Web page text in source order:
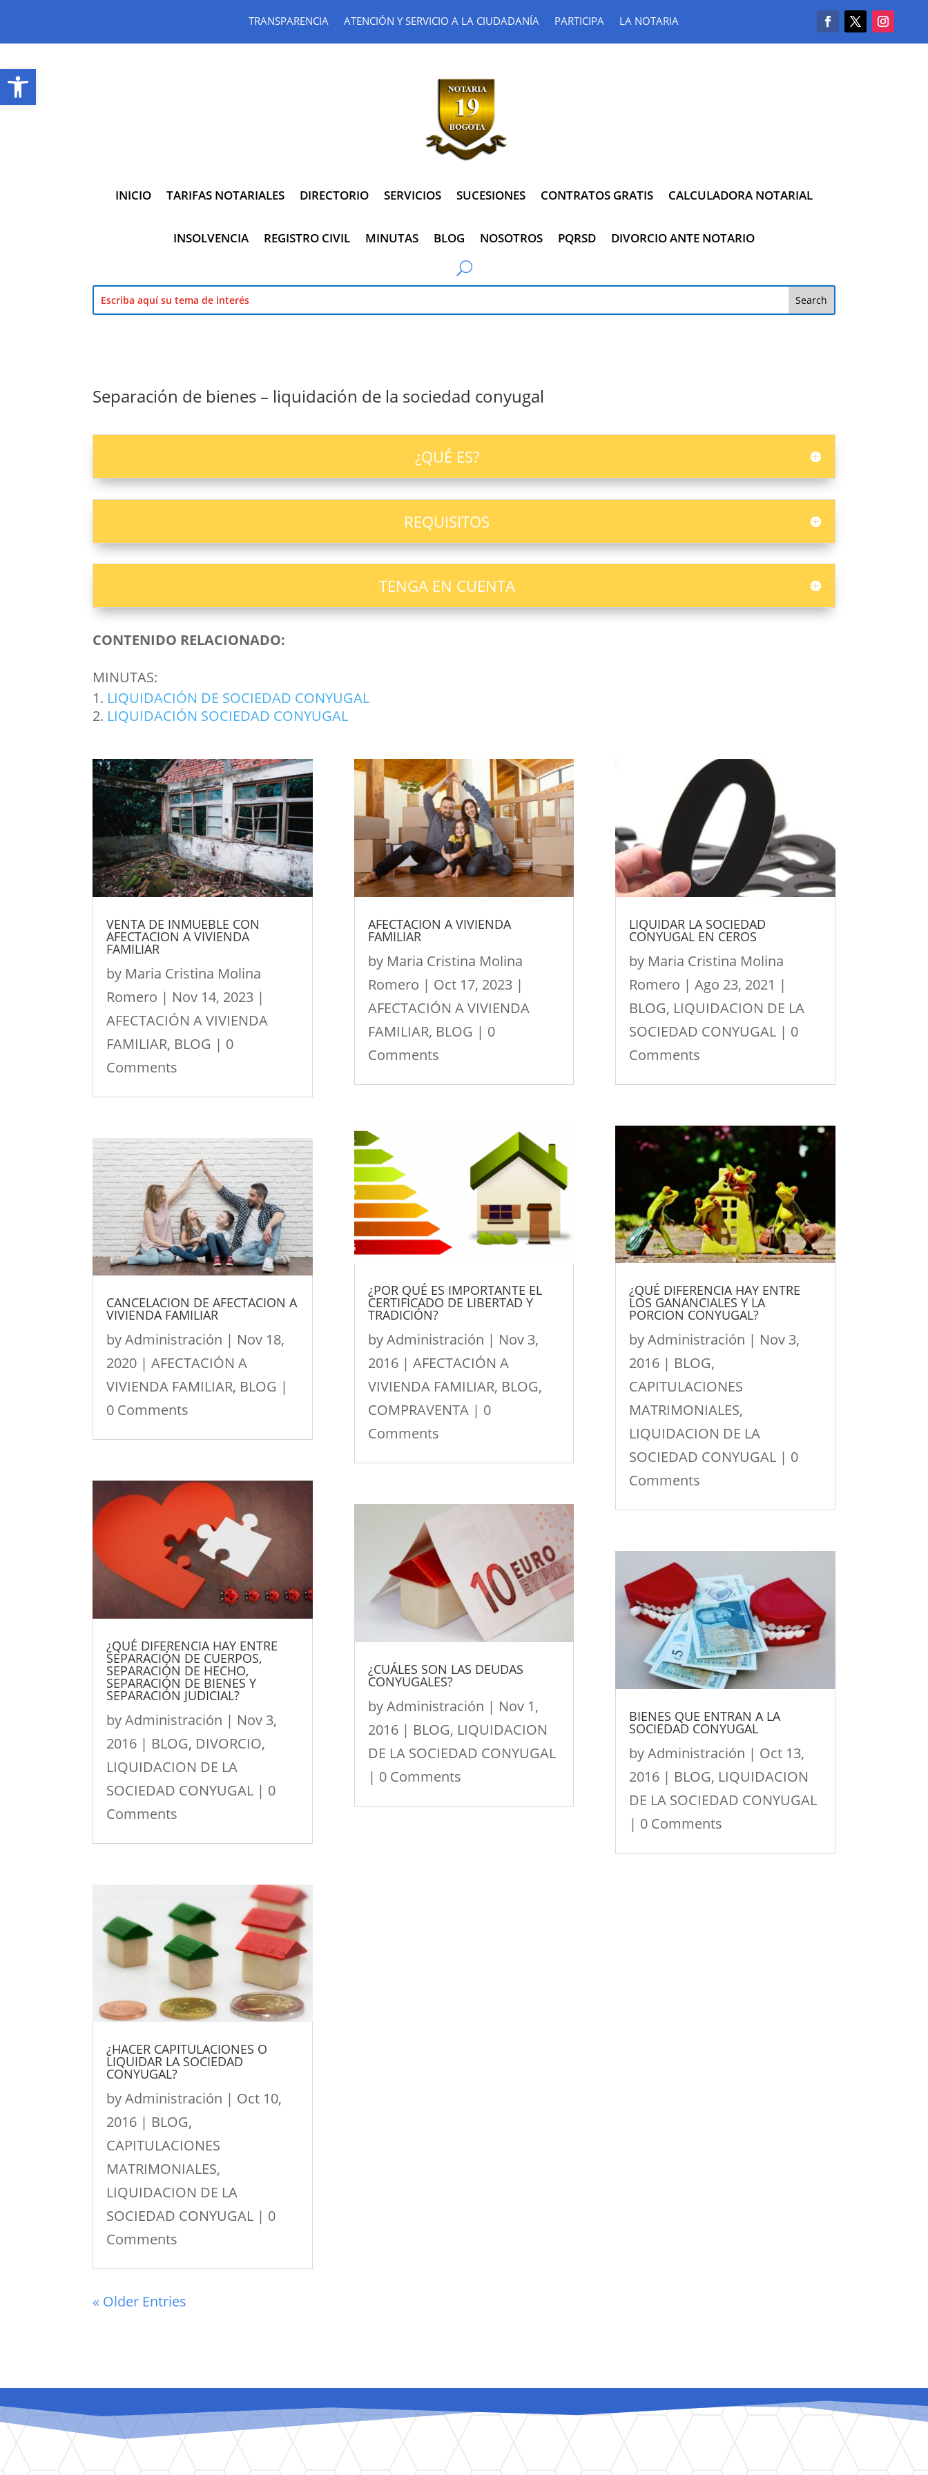
Abrir barra de herramientas
TRANSPARENCIA ATENCIÓN Y SERVICIO A LA CIUDADANÍA PARTICIPA LA NOTARIA
INICIO TARIFAS NOTARIALES DIRECTORIO SERVICIOS SUCESIONES CONTRATOS GRATIS CALCULADORA NOTARIAL
INSOLVENCIA REGISTRO CIVIL MINUTAS BLOG NOSOTROS PQRSD DIVORCIO ANTE NOTARIO
Separación de bienes – liquidación de la sociedad conyugal
¿QUÉ ES?
REQUISITOS
TENGA EN CUENTA
CONTENIDO RELACIONADO:
MINUTAS:
LIQUIDACIÓN DE SOCIEDAD CONYUGAL
LIQUIDACIÓN SOCIEDAD CONYUGAL
VENTA DE INMUEBLE CON
AFECTACION A VIVIENDA
FAMILIAR
by Maria Cristina Molina
Romero | Nov 14, 2023 |
AFECTACIÓN A VIVIENDA
FAMILIAR, BLOG | 0
Comments
CANCELACION DE AFECTACION A
VIVIENDA FAMILIAR
byAdministración | Nov 18,
2020 |AFECTACIÓN A
VIVIENDA FAMILIAR, BLOG |
0 Comments
¿QUÉ DIFERENCIA HAY ENTRE
SEPARACIÓN DE CUERPOS,
SEPARACIÓN DE HECHO,
SEPARACIÓN DE BIENES Y
SEPARACIÓN JUDICIAL?
byAdministración | Nov 3,
2016 | BLOG, DIVORCIO,
LIQUIDACION DE LA
SOCIEDAD CONYUGAL | 0
Comments
¿HACER CAPITULACIONES O
LIQUIDAR LA SOCIEDAD
CONYUGAL?
byAdministración | Oct 10,
2016 | BLOG,
CAPITULACIONES
MATRIMONIALES,
LIQUIDACION DE LA
SOCIEDAD CONYUGAL | 0
Comments
AFECTACION A VIVIENDA
FAMILIAR
by Maria Cristina Molina
Romero | Oct 17, 2023|
AFECTACIÓN A VIVIENDA
FAMILIAR, BLOG | 0
Comments
¿POR QUÉ ES IMPORTANTE EL
CERTIFICADO DE LIBERTAD Y
TRADICIÓN?
byAdministración | Nov 3,
2016| AFECTACIÓN A
VIVIENDA FAMILIAR, BLOG,
COMPRAVENTA| 0
Comments
¿CUÁLES SON LAS DEUDAS
CONYUGALES?
byAdministración | Nov 1,
2016| BLOG, LIQUIDACION
DE LA SOCIEDAD CONYUGAL
| 0 Comments
LIQUIDAR LA SOCIEDAD
CONYUGAL EN CEROS
by Maria Cristina Molina
Romero | Ago 23, 2021 |
BLOG, LIQUIDACION DE LA
SOCIEDAD CONYUGAL| 0
Comments
¿QUÉ DIFERENCIA HAY ENTRE
LOS GANANCIALES Y LA
PORCION CONYUGAL?
byAdministración | Nov 3,
2016| BLOG,
CAPITULACIONES
MATRIMONIALES,
LIQUIDACION DE LA
SOCIEDAD CONYUGAL| 0
Comments
BIENES QUE ENTRAN A LA
SOCIEDAD CONYUGAL
byAdministración | Oct 13,
2016| BLOG, LIQUIDACION
DE LA SOCIEDAD CONYUGAL
| 0 Comments
« Older Entries